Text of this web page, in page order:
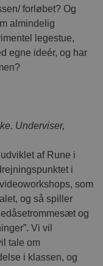
forløbet? Og
almindelig
legestue,
egne ideér, og har
Underviser,
af Rune i
i
som
og så spiller
og
Vi vil
tale om
i klassen, og